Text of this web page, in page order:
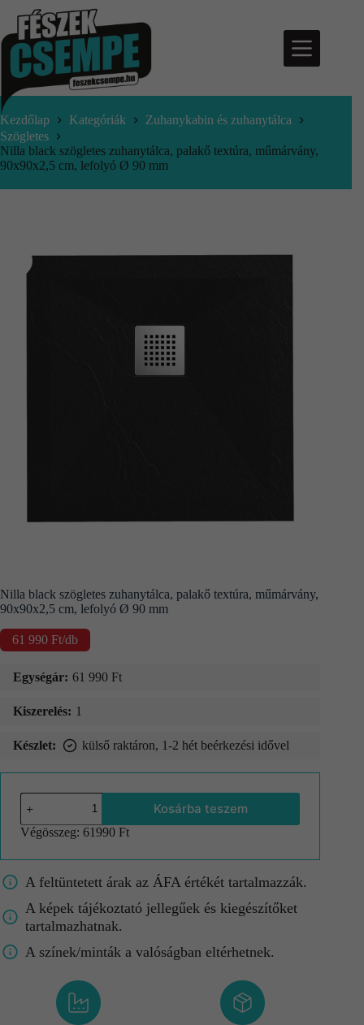
Kezdőlap Kategóriák
Zuhanykabin és zuhanytálca
Szögletes
Nilla black szögletes zuhanytálca, palakő textúra, műmárvány,
90x90x2,5 cm, lefolyó Ø 90 mm
Nilla black szögletes zuhanytálca, palakő textúra, műmárvány,
90x90x2,5 cm, lefolyó Ø 90 mm
61 990 Ft/db
Egységár: 61 990 Ft
Kiszerelés: 1
Készlet: külső raktáron, 1-2 hét beérkezési idővel
Kosárba teszem
Végösszeg: 61990 Ft
A feltüntetett árak az ÁFA értékét tartalmazzák.
A képek tájékoztató jellegűek és kiegészítőket
tartalmazhatnak.
A színek/minták a valóságban eltérhetnek.